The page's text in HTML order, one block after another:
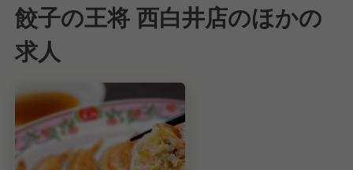
餃子の王将 西白井店のほかの
求人